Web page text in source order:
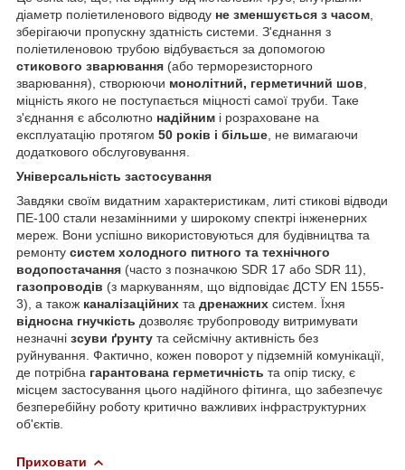
діаметр поліетиленового відводу не зменшується з часом
зберігаючи пропускну здатність системи. З'єднання з
поліетиленовою трубою відбувається за допомогою
стикового зварювання (або терморезисторного
зварювання), створюючи монолітний, герметичний шов
міцність якого не поступається міцності самої труби. Таке
з'єднання є абсолютно надійним і розраховане на
експлуатацію протягом 50 років і більше , не вимагаючи
додаткового обслуговування.
Універсальність застосування
Завдяки своїм видатним характеристикам, литі стикові відводи
ПЕ-100 стали незамінними у широкому спектрі інженерних
мереж. Вони успішно використовуються для будівництва та
ремонту систем холодного питного та технічного
водопостачання (часто з позначкою SDR 17 або SDR 11),
газопроводів (з маркуванням, що відповідає ДСТУ EN 1555-
3), а також каналізаційних та дренажних систем. Їхня
відносна гнучкість дозволяє трубопроводу витримувати
незначні зсуви ґрунту та сейсмічну активність без
руйнування. Фактично, кожен поворот у підземній комунікації,
де потрібна гарантована герметичність та опір тиску, є
місцем застосування цього надійного фітинга, що забезпечує
безперебійну роботу критично важливих інфраструктурних
об'єктів.
Приховати